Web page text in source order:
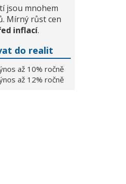
jsou mnohem
Mírný růst cen
inflací.
do realit
až 10% ročně
až 12% ročně